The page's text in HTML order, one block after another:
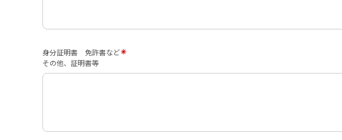
身分証明書 免許書など
その他、証明書等